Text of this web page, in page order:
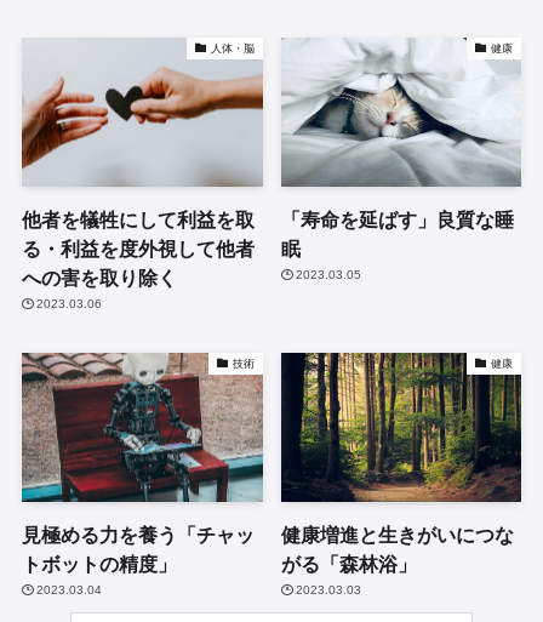
人体・脳
他者を犠牲にして利益を取
る・利益を度外視して他者
への害を取り除く
2023.03.06
健康
「寿命を延ばす」良質な睡
眠
2023.03.05
技術
見極める力を養う「チャッ
トボットの精度」
2023.03.04
健康
健康増進と生きがいにつな
がる「森林浴」
2023.03.03